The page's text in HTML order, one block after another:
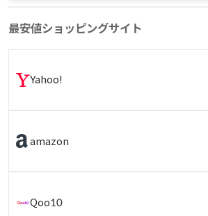
最安値ショッピングサイト
Yahoo!
amazon
Qoo10